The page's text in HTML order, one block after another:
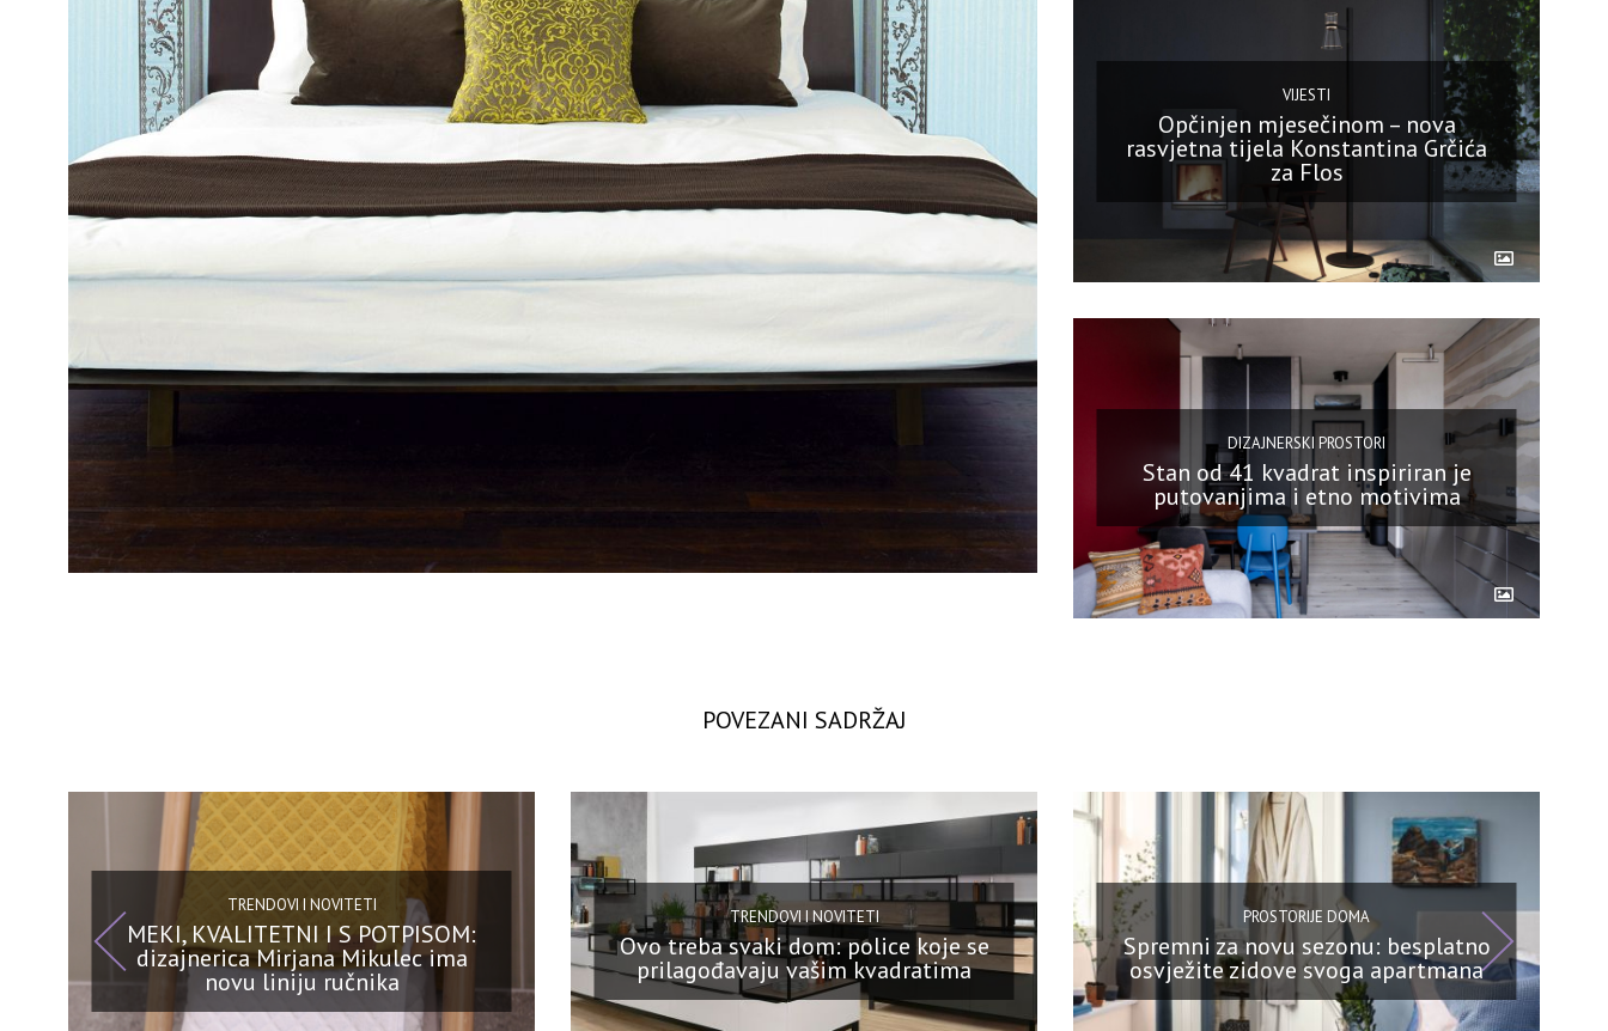
VIJESTI
Opčinjen mjesečinom – nova
rasvjetna tijela Konstantina Grčića
za Flos
DIZAJNERSKI PROSTORI
Stan od 41 kvadrat inspiriran je
putovanjima i etno motivima
POVEZANI SADRŽAJ
TRENDOVI I NOVITETI
MEKI, KVALITETNI I S POTPISOM:
dizajnerica Mirjana Mikulec ima
novu liniju ručnika
TRENDOVI I NOVITETI
Ovo treba svaki dom: police koje se
prilagođavaju vašim kvadratima
PROSTORIJE DOMA
Spremni za novu sezonu: besplatno
osvježite zidove svoga apartmana